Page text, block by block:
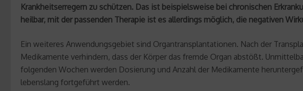
Krankheitserregern zu schützen. Das ist beispielsweise bei chronischen
heilbar, mit der passenden Therapie ist es allerdings möglich, die negativen
Ein weiteres Anwendungsgebiet sind Organtransplantationen. Nach der
Medikamente verhindern, dass der Körper das fremde Organ abstößt.
folgenden Wochen werden Dosierung und Anzahl der Medikamente
lebenslang fortgeführt werden.